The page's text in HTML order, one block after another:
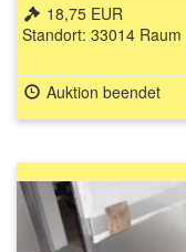
18,75 EUR
Standort: 33014
Auktion beendet